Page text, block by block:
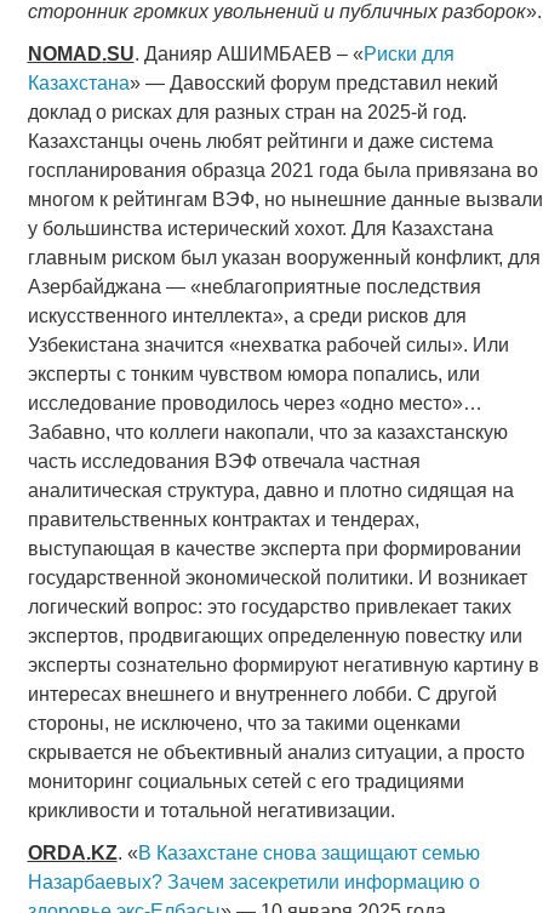
сторонник громких увольнений и публичных разборок».
NOMAD.SU. Данияр АШИМБАЕВ – «Риски для
Казахстана» — Давосский форум представил некий
доклад о рисках для разных стран на 2025-й год.
Казахстанцы очень любят рейтинги и даже система
госпланирования образца 2021 года была привязана во
многом к рейтингам ВЭФ, но нынешние данные вызвали
у большинства истерический хохот. Для Казахстана
главным риском был указан вооруженный конфликт, для
Азербайджана — «неблагоприятные последствия
искусственного интеллекта», а среди рисков для
Узбекистана значится «нехватка рабочей силы». Или
эксперты с тонким чувством юмора попались, или
исследование проводилось через «одно место»…
Забавно, что коллеги накопали, что за казахстанскую
часть исследования ВЭФ отвечала частная
аналитическая структура, давно и плотно сидящая на
правительственных контрактах и тендерах,
выступающая в качестве эксперта при формировании
государственной экономической политики. И возникает
логический вопрос: это государство привлекает таких
экспертов, продвигающих определенную повестку или
эксперты сознательно формируют негативную картину в
интересах внешнего и внутреннего лобби. С другой
стороны, не исключено, что за такими оценками
скрывается не объективный анализ ситуации, а просто
мониторинг социальных сетей с его традициями
крикливости и тотальной негативизации.
ORDA.KZ. «В Казахстане снова защищают семью
Назарбаевых? Зачем засекретили информацию о